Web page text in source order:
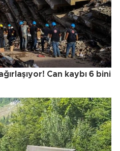
Can kaybı 6 bini